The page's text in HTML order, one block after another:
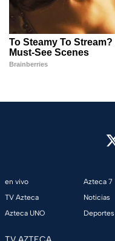
en vivo
TV Azteca
Azteca UNO
Azteca 7
Noticias
Deportes